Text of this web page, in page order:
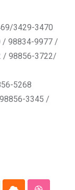
3429-3470
/ 98834-9977 /
/ 98856-3722/
5268
3345 /